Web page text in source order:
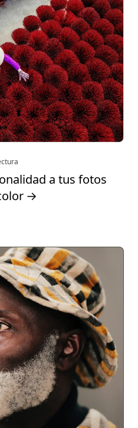
a tus fotos
→